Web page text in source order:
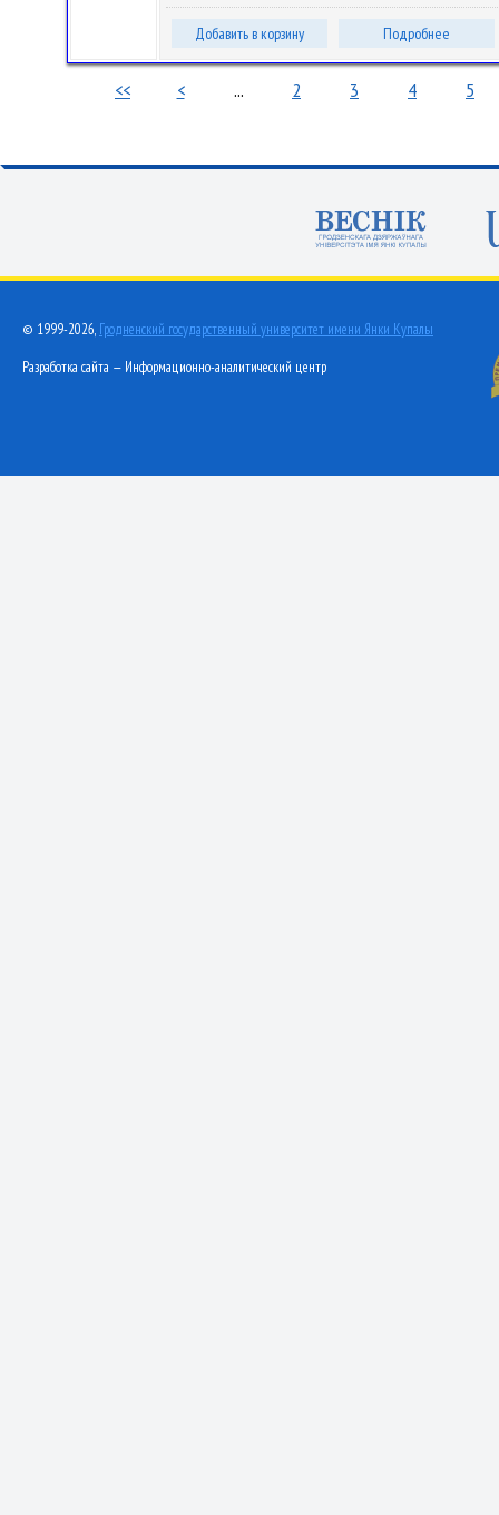
Добавить в корзину Подробнее
<< < ... 2 3 4 5
© 1999-2026, Гродненский государственный университет имени Янки Купалы
Разработка сайта — Информационно-аналитический центр